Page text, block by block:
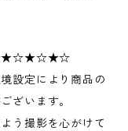
設定により商品の
ざいます。
う撮影を心がけて